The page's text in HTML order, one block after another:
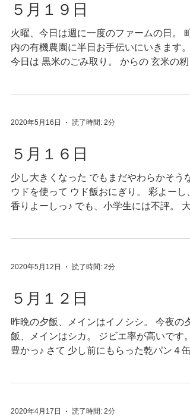
５月１９日
火曜、今日は週に一度のファームの日。 町
内の有機農園に半日お手伝いにいきます。
今日は 黒米のごみ取り。 からの 玄米の籾
米とお野菜。...
2020年5月16日 読了時間: 2分
５月１６日
少し大きくなった でもまだやわらかそうな
ウドを使って ウド飯おにぎり。 彩よーし、
香りよーしっ♪ でも、小学生には不評。 大人
し...
2020年5月12日 読了時間: 2分
５月１２日
昨晩の夕飯、メインはイノシシ。 今夜の夕
飯、メインはシカ。 ジビエ率が高いです。
豊かっ♪ さて 少し前にもらった乾パン４缶
2020年4月17日 読了時間: 2分